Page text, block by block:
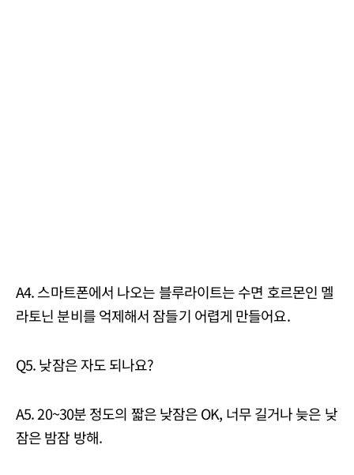
A4. 스마트폰에서 나오는 블루라이트는 수면 호르몬인 멜
라토닌 분비를 억제해서 잠들기 어렵게 만들어요.
Q5. 낮잠은 자도 되나요?
A5. 20~30분 정도의 짧은 낮잠은 OK, 너무 길거나 늦은 낮
잠은 밤잠 방해.